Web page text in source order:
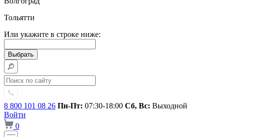
Тольятти
Или укажите в строке ниже:
8 800 101 08 26 Пн-Пт: 07:30-18:00 Сб, Вс: Выходной
Войти
0